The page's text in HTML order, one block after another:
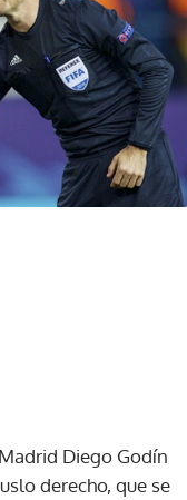
Diego Godín
derecho, que se